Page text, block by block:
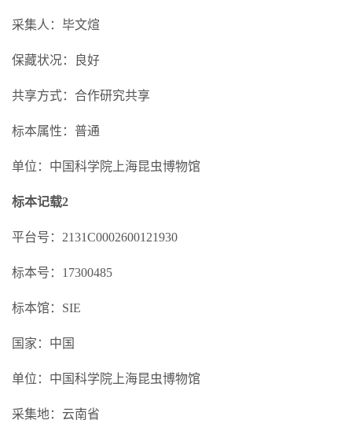
采集人：毕文煊
保藏状况：良好
共享方式：合作研究共享
标本属性：普通
单位：中国科学院上海昆虫博物馆
标本记载2
平台号：2131C0002600121930
标本号：17300485
标本馆：SIE
国家：中国
单位：中国科学院上海昆虫博物馆
采集地：云南省